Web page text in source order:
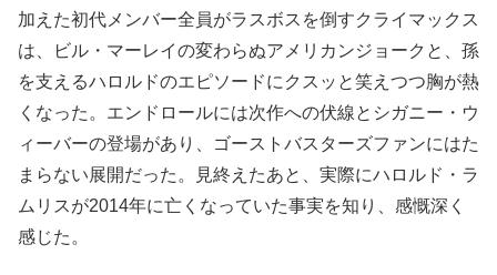
加えた初代メンバー全員がラスボスを倒すクライマックス
は、ビル・マーレイの変わらぬアメリカンジョークと、孫
を支えるハロルドのエピソードにクスッと笑えつつ胸が熱
くなった。エンドロールには次作への伏線とシガニー・ウ
ィーバーの登場があり、ゴーストバスターズファンにはた
まらない展開だった。見終えたあと、実際にハロルド・ラ
ムリスが2014年に亡くなっていた事実を知り、感慨深く
感じた。